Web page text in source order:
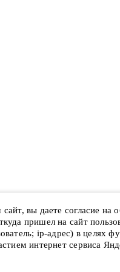
вы даете согласие на
пришел на сайт
ip-адрес) в целях
интернет сервиса